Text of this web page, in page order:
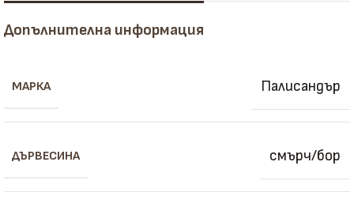
Допълнителна информация
МАРКА Палисандър
ДЪРВЕСИНА смърч/бор